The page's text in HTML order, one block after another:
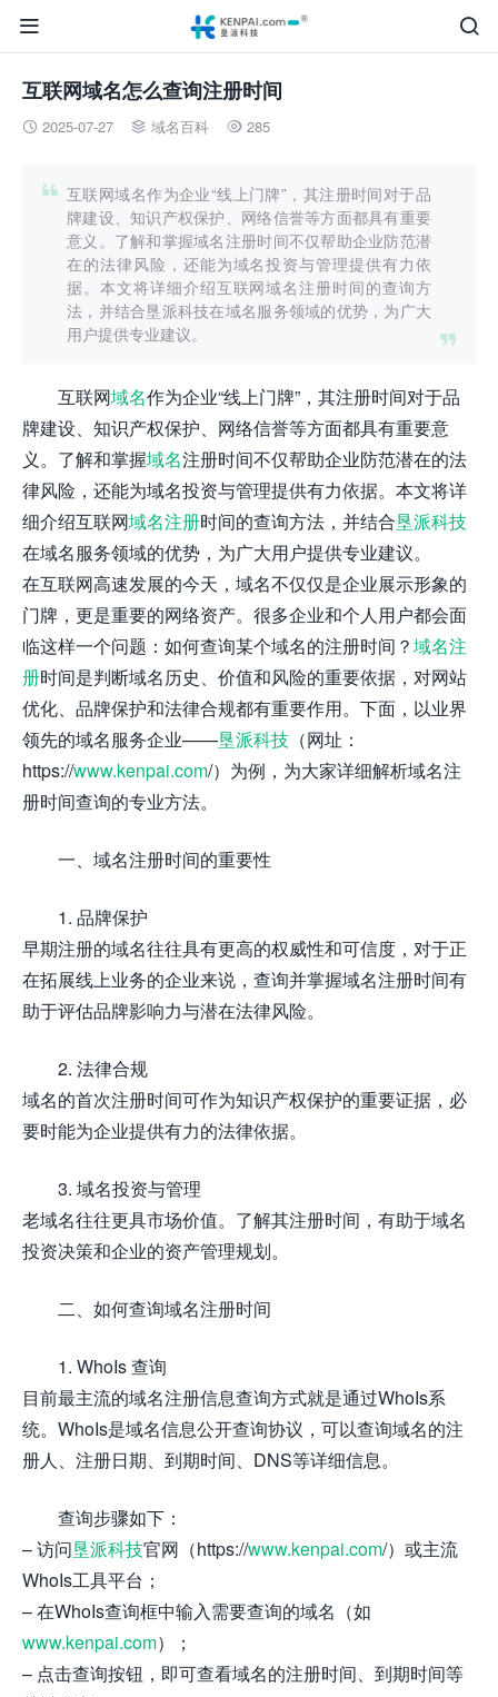


互联网域名怎么查询注册时间
 2025-07-27  域名百科  285


互联网域名作为企业“线上门牌”，其注册时间对于品
牌建设、知识产权保护、网络信誉等方面都具有重要
意义。了解和掌握域名注册时间不仅帮助企业防范潜
在的法律风险，还能为域名投资与管理提供有力依
据。本文将详细介绍互联网域名注册时间的查询方
法，并结合垦派科技在域名服务领域的优势，为广大
用户提供专业建议。
互联网域名作为企业“线上门牌”，其注册时间对于品
牌建设、知识产权保护、网络信誉等方面都具有重要意
义。了解和掌握域名注册时间不仅帮助企业防范潜在的法
律风险，还能为域名投资与管理提供有力依据。本文将详
细介绍互联网域名注册时间的查询方法，并结合垦派科技
在域名服务领域的优势，为广大用户提供专业建议。
在互联网高速发展的今天，域名不仅仅是企业展示形象的
门牌，更是重要的网络资产。很多企业和个人用户都会面
临这样一个问题：如何查询某个域名的注册时间？域名注
册时间是判断域名历史、价值和风险的重要依据，对网站
优化、品牌保护和法律合规都有重要作用。下面，以业界
领先的域名服务企业——垦派科技 （网址：
https://www.kenpai.com/）为例，为大家详细解析域名注
册时间查询的专业方法。
一、域名注册时间的重要性
1. 品牌保护
早期注册的域名往往具有更高的权威性和可信度，对于正
在拓展线上业务的企业来说，查询并掌握域名注册时间有
助于评估品牌影响力与潜在法律风险。
2. 法律合规
域名的首次注册时间可作为知识产权保护的重要证据，必
要时能为企业提供有力的法律依据。
3. 域名投资与管理
老域名往往更具市场价值。了解其注册时间，有助于域名
投资决策和企业的资产管理规划。
二、如何查询域名注册时间
1. WhoIs 查询
目前最主流的域名注册信息查询方式就是通过WhoIs系
统。WhoIs是域名信息公开查询协议，可以查询域名的注
册人、注册日期、到期时间、DNS等详细信息。
查询步骤如下：
– 访问垦派科技官网（https://www.kenpai.com/）或主流
WhoIs工具平台；
– 在WhoIs查询框中输入需要查询的域名（如
www.kenpai.com）；
– 点击查询按钮，即可查看域名的注册时间、到期时间等